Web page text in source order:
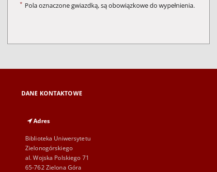
* Pola oznaczone gwiazdką, są obowiązkowe do wypełnienia.
DANE KONTAKTOWE
Adres
Biblioteka Uniwersytetu
Zielonogórskiego
al. Wojska Polskiego 71
65-762 Zielona Góra